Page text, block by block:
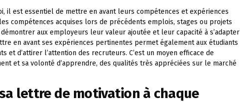
il est essentiel de mettre en avant leurs compétences et expériences
compétences acquises lors de précédents emplois, stages ou projets
aux employeurs leur valeur ajoutée et leur capacité à s’adapter
en avant ses expériences pertinentes permet également aux étudiants
et d’attirer l’attention des recruteurs. C’est un moyen efficace de
et sa volonté d’apprendre, des qualités très appréciées sur le marché
lettre de motivation à chaque